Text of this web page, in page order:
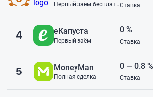
Первый заём бесплатноСтавка
4 еКапуста
Первый заём
0 %
Ставка
5 MoneyMan
Полная сделка
0 — 0.8 %
Ставка